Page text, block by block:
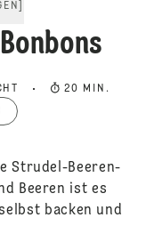
20 MIN.
Strudel-Beeren-
Beeren ist es
backen und